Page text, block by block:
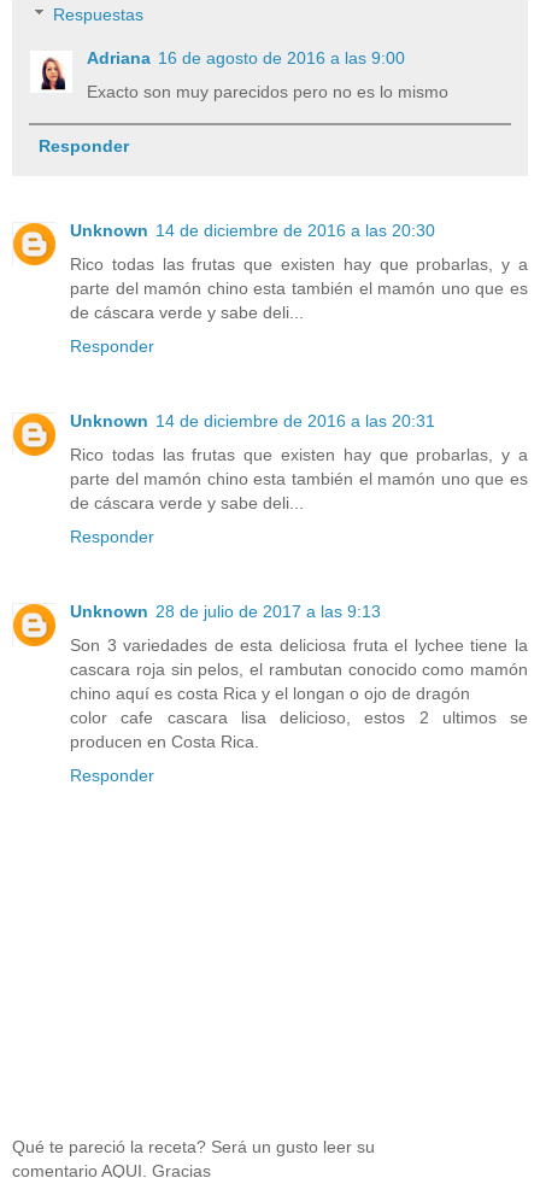
Respuestas
Adriana 16 de agosto de 2016 a las 9:00
Exacto son muy parecidos pero no es lo mismo
Responder
Unknown 14 de diciembre de 2016 a las 20:30
Rico todas las frutas que existen hay que probarlas, y a
parte del mamón chino esta también el mamón uno que es
de cáscara verde y sabe deli...
Responder
Unknown 14 de diciembre de 2016 a las 20:31
Rico todas las frutas que existen hay que probarlas, y a
parte del mamón chino esta también el mamón uno que es
de cáscara verde y sabe deli...
Responder
Unknown 28 de julio de 2017 a las 9:13
Son 3 variedades de esta deliciosa fruta el lychee tiene la
cascara roja sin pelos, el rambutan conocido como mamón
chino aquí es costa Rica y el longan o ojo de dragón
color cafe cascara lisa delicioso, estos 2 ultimos se
producen en Costa Rica.
Responder
Qué te pareció la receta? Será un gusto leer su
comentario AQUI. Gracias